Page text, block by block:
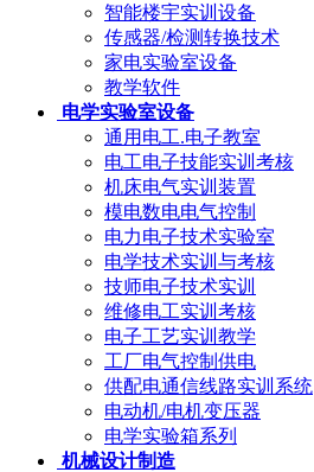
智能楼宇实训设备
传感器/检测转换技术
家电实验室设备
教学软件
电学实验室设备
通用电工.电子教室
电工电子技能实训考核
机床电气实训装置
模电数电电气控制
电力电子技术实验室
电学技术实训与考核
技师电子技术实训
维修电工实训考核
电子工艺实训教学
工厂电气控制供电
供配电通信线路实训系统
电动机/电机变压器
电学实验箱系列
机械设计制造